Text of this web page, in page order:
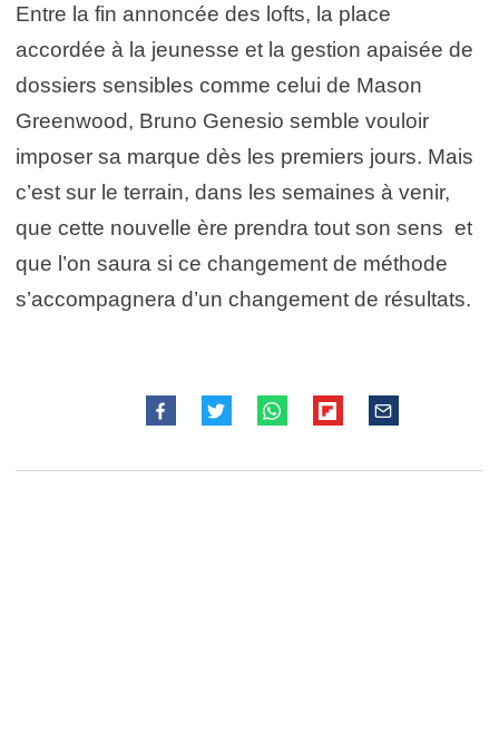
Entre la fin annoncée des lofts, la place
accordée à la jeunesse et la gestion apaisée de
dossiers sensibles comme celui de Mason
Greenwood, Bruno Genesio semble vouloir
imposer sa marque dès les premiers jours. Mais
c’est sur le terrain, dans les semaines à venir,
que cette nouvelle ère prendra tout son sens et
que l’on saura si ce changement de méthode
s’accompagnera d’un changement de résultats.